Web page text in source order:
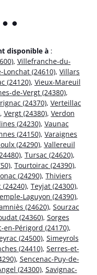
disponible à :
, Villefranche-du-
(24610), Villars
(24120), Vieux-Mareuil
de-Vergt (24380),
(24370), Verteillac
, Vergt (24380), Verdon
(24230), Vaunac
(24150), Varaignes
(24290), Vallereuil
, Tursac (24620),
, Tourtoirac (24390),
(24290), Thiviers
(24240), Teyjat (24300),
Laguyon (24390),
(24620), Sourzac
(24360), Sorges
en-Périgord (24170),
(24500), Simeyrols
(24410), Serres-et-
, Sencenac-Puy-de-
(24300), Savignac-